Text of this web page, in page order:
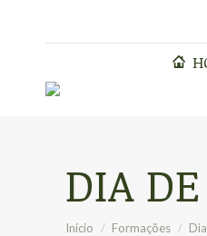
DIA
Você está aqui:
Início Formações